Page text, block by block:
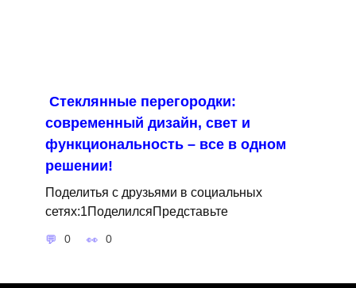
Стеклянные перегородки:
современный дизайн, свет и
функциональность – все в одном
решении!
Поделитья с друзьями в социальных
сетях:1ПоделилсяПредставьте
0 0